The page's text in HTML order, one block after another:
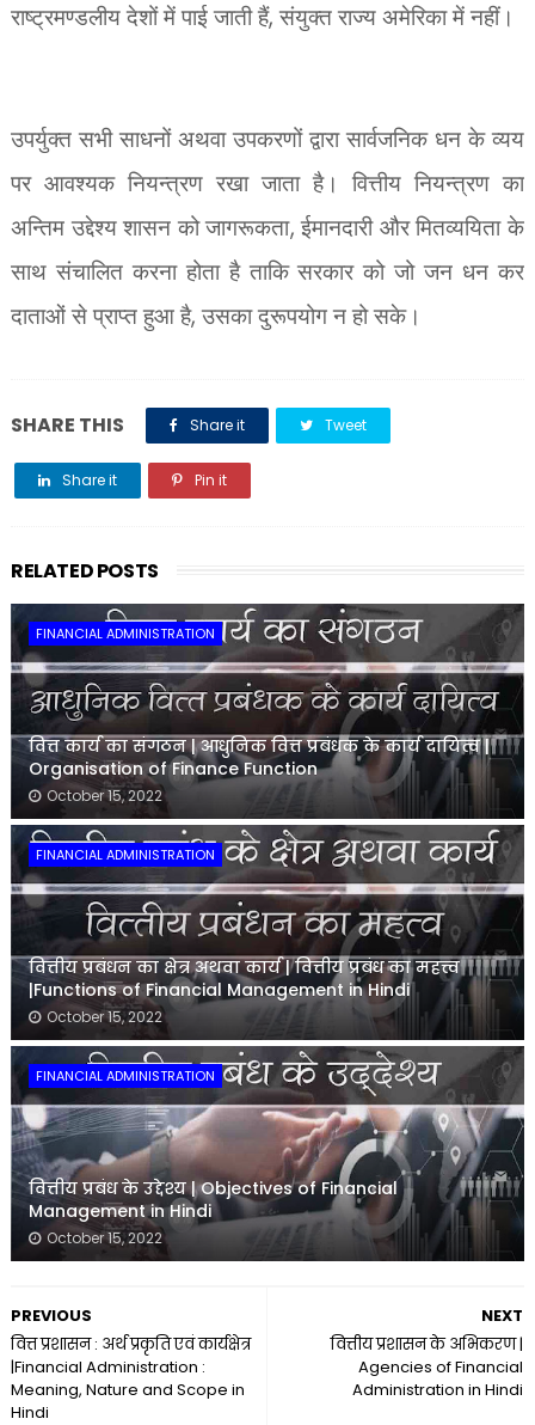
राष्ट्रमण्डलीय देशों में पाई जाती हैं, संयुक्त राज्य अमेरिका में नहीं।
उपर्युक्त सभी साधनों अथवा उपकरणों द्वारा सार्वजनिक धन के व्यय
पर आवश्यक नियन्त्रण रखा जाता है। वित्तीय नियन्त्रण का
अन्तिम उद्देश्य शासन को जागरूकता,ईमानदारी और मितव्ययिता के
साथ संचालित करना होता है ताकि सरकार को जो जन धन कर
दाताओं से प्राप्त हुआ है, उसका दुरूपयोग न हो सके।
SHARE THIS Share it Tweet
Share it Pin it
RELATED POSTS
FINANCIAL ADMINISTRATION
वित्त कार्य का संगठन | आधुनिक वित्त प्रबंधक के कार्य दायित्व |
Organisation of Finance Function
October 15, 2022
FINANCIAL ADMINISTRATION
वित्तीय प्रबंधन का क्षेत्र अथवा कार्य | वित्तीय प्रबंध का महत्त्व
|Functions of Financial Management in Hindi
October 15, 2022
FINANCIAL ADMINISTRATION
वित्तीय प्रबंध के उद्देश्य | Objectives of Financial
Management in Hindi
October 15, 2022
NEXT
वित्तीय प्रशासन के अभिकरण |
Agencies of Financial
Administration in Hindi
PREVIOUS
वित्त प्रशासन : अर्थ प्रकृति एवं कार्यक्षेत्र
|Financial Administration :
Meaning, Nature and Scope in
Hindi